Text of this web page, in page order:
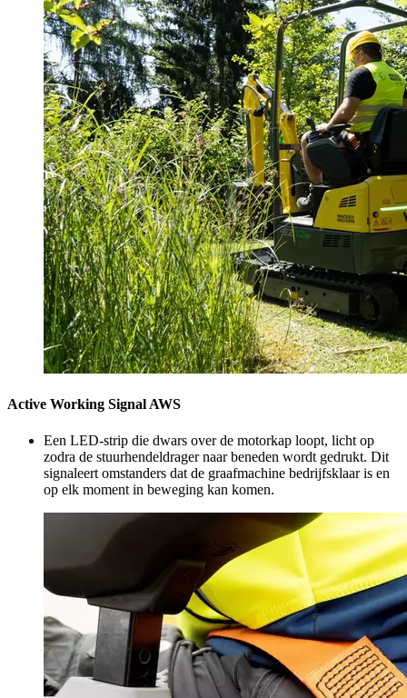
Active Working Signal AWS
Een LED-strip die dwars over de motorkap loopt, licht op
zodra de stuurhendeldrager naar beneden wordt gedrukt. Dit
signaleert omstanders dat de graafmachine bedrijfsklaar is en
op elk moment in beweging kan komen.